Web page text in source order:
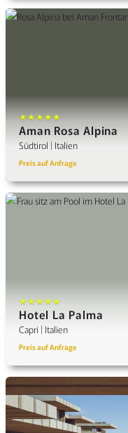
★★★★★
Aman Rosa Alpina
Südtirol | Italien
Preis auf Anfrage
★★★★★
Hotel La Palma
Capri | Italien
Preis auf Anfrage